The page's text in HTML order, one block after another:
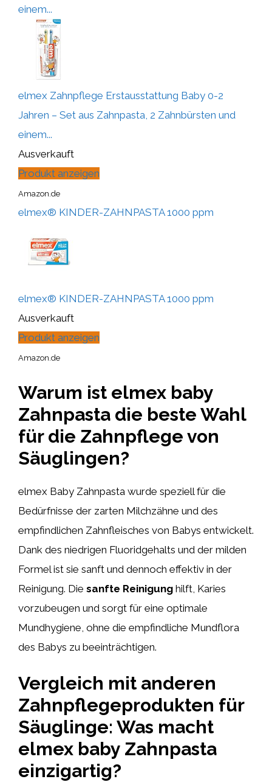
einem...
elmex Zahnpflege Erstausstattung Baby 0-2
Jahren – Set aus Zahnpasta, 2 Zahnbürsten und
einem...
Ausverkauft
Produkt anzeigen
Amazon.de
elmex® KINDER-ZAHNPASTA 1000 ppm
elmex® KINDER-ZAHNPASTA 1000 ppm
Ausverkauft
Produkt anzeigen
Amazon.de
Warum ist elmex baby
Zahnpasta die beste Wahl
für die Zahnpflege von
Säuglingen?
elmex Baby Zahnpasta wurde speziell für die
Bedürfnisse der zarten Milchzähne und des
empfindlichen Zahnfleisches von Babys entwickelt.
Dank des niedrigen Fluoridgehalts und der milden
Formel ist sie sanft und dennoch effektiv in der
Reinigung. Die sanfte Reinigung hilft, Karies
vorzubeugen und sorgt für eine optimale
Mundhygiene, ohne die empfindliche Mundflora
des Babys zu beeinträchtigen.
Vergleich mit anderen
Zahnpflegeprodukten für
Säuglinge: Was macht
elmex baby Zahnpasta
einzigartig?